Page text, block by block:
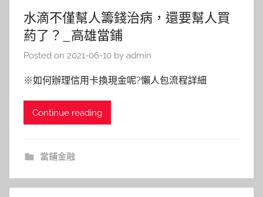
水滴不僅幫人籌錢治病，還要幫人買
葯了？_高雄當鋪
Posted on 2021-06-10 by admin
※如何辦理信用卡換現金呢?懶人包流程詳細
Continue reading
當鋪金融